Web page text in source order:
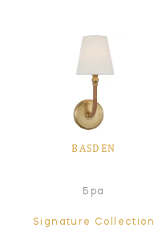
BASDEN
Бра
Signature Collection